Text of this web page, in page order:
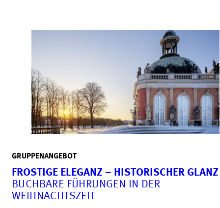
GRUPPENANGEBOT
FROSTIGE ELEGANZ – HISTORISCHER GLANZ
BUCHBARE FÜHRUNGEN IN DER
WEIHNACHTSZEIT